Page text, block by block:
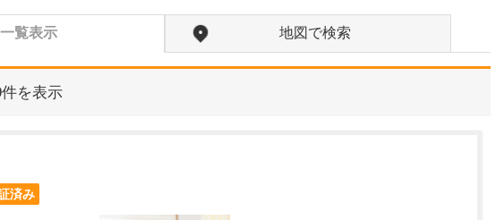
一覧表示 地図で検索
件を表示
済み
診療されていますが、特に力を入れている分野は
父の代から「地域のかか